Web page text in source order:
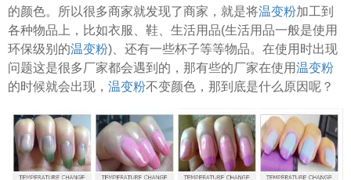
的颜色。所以很多商家就发现了商家，就是将温变粉加工到
各种物品上，比如衣服、鞋、生活用品(生活用品一般是使用
环保级别的温变粉)、还有一些杯子等等物品。在使用时出现
问题这是很多厂家都会遇到的，那有些的厂家在使用温变粉
的时候就会出现， 温变粉不变颜色，那到底是什么原因呢？